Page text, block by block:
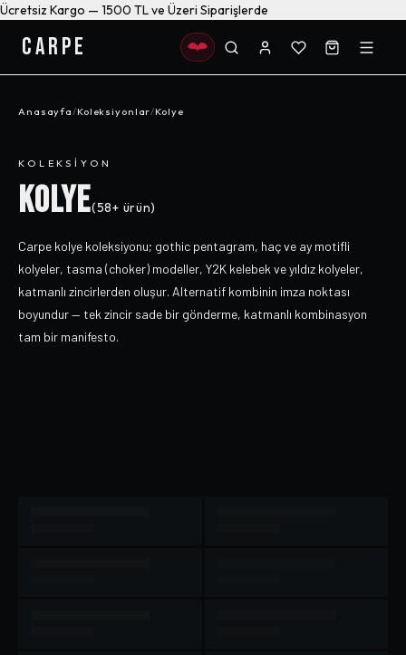
Ücretsiz Kargo — 1500 TL ve Üzeri Siparişlerde
CARPE
Anasayfa/Koleksiyonlar/Kolye
KOLEKSIYON
KOLYE(58+ ürün)
Carpe kolye koleksiyonu; gothic pentagram, haç ve ay motifli
kolyeler, tasma (choker) modeller, Y2K kelebek ve yıldız kolyeler,
katmanlı zincirlerden oluşur. Alternatif kombinin imza noktası
boyundur — tek zincir sade bir gönderme, katmanlı kombinasyon
tam bir manifesto.